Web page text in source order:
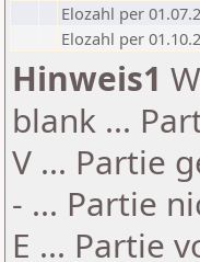
Elozahl per
Elozahl per
Hinweis1
blank ...
V ... Partie
- ... Partie
E ... Partie